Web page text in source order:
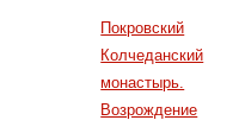
Покровский
Колчеданский
монастырь.
Возрождение